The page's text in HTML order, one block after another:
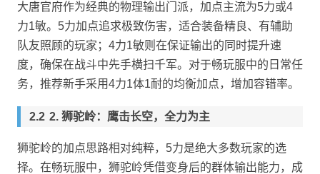
大唐官府作为经典的物理输出门派，加点主流为5力或4
力1敏。5力加点追求极致伤害，适合装备精良、有辅助
队友照顾的玩家；4力1敏则在保证输出的同时提升速
度，确保在战斗中先手横扫千军。对于畅玩服中的日常任
务，推荐新手采用4力1体1耐的均衡加点，增加容错率。
2. 狮驼岭：鹰击长空，全力为主
狮驼岭的加点思路相对纯粹，5力是绝大多数玩家的选
择。在畅玩服中，狮驼岭凭借变身后的群体输出能力，成